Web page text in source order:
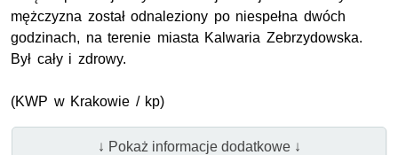
mężczyzna został odnaleziony po niespełna dwóch
godzinach, na terenie miasta Kalwaria Zebrzydowska.
Był cały i zdrowy.
(KWP w Krakowie / kp)
↓ Pokaż informacje dodatkowe ↓